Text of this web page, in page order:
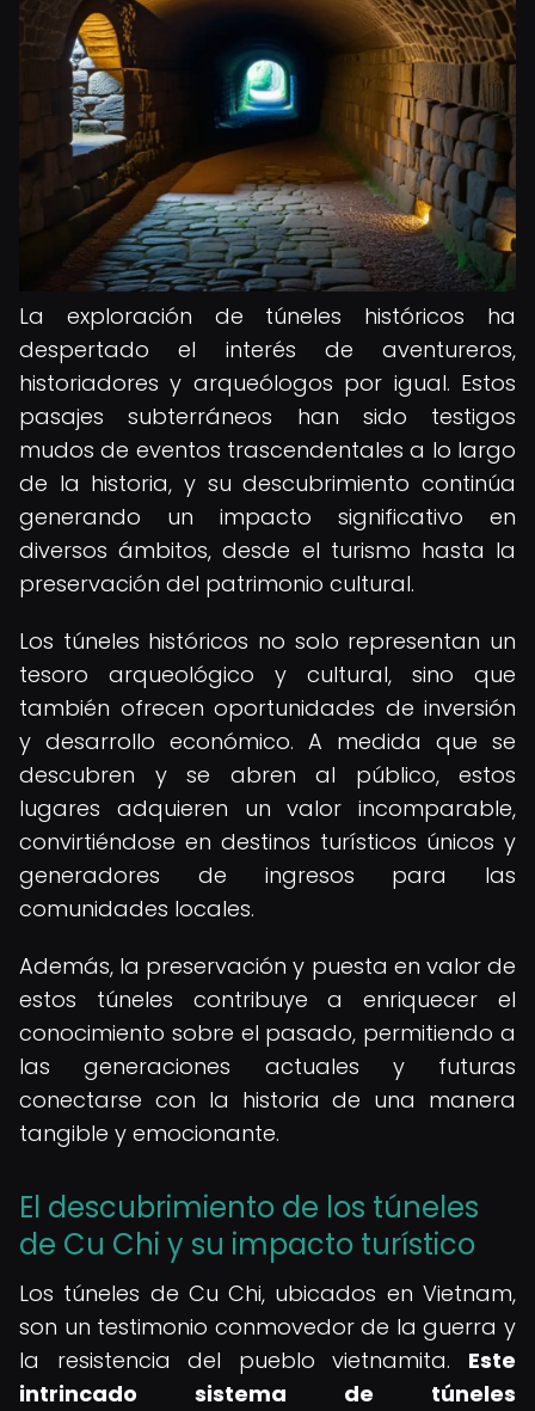
La exploración de túneles históricos ha
despertado el interés de aventureros,
historiadores y arqueólogos por igual. Estos
pasajes subterráneos han sido testigos
mudos de eventos trascendentales a lo largo
de la historia, y su descubrimiento continúa
generando un impacto significativo en
diversos ámbitos, desde el turismo hasta la
preservación del patrimonio cultural.
Los túneles históricos no solo representan un
tesoro arqueológico y cultural, sino que
también ofrecen oportunidades de inversión
y desarrollo económico. A medida que se
descubren y se abren al público, estos
lugares adquieren un valor incomparable,
convirtiéndose en destinos turísticos únicos y
generadores de ingresos para las
comunidades locales.
Además, la preservación y puesta en valor de
estos túneles contribuye a enriquecer el
conocimiento sobre el pasado, permitiendo a
las generaciones actuales y futuras
conectarse con la historia de una manera
tangible y emocionante.
El descubrimiento de los túneles
de Cu Chi y su impacto turístico
Los túneles de Cu Chi, ubicados en Vietnam,
son un testimonio conmovedor de la guerra y
la resistencia del pueblo vietnamita. Este
intrincado sistema de túneles